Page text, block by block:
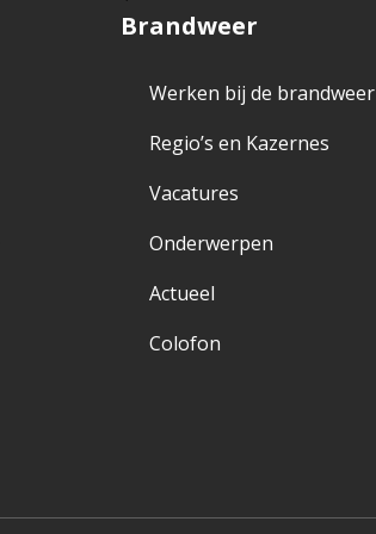
Brandweer
Werken bij de brandweer
Regio’s en Kazernes
Vacatures
Onderwerpen
Actueel
Colofon